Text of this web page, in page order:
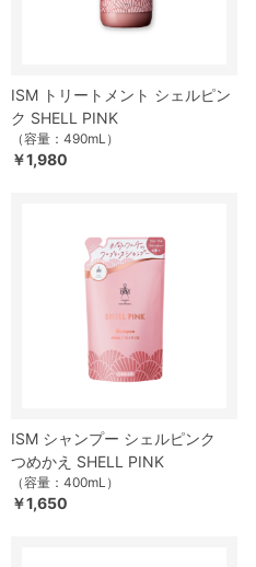
ISM トリートメント シェルピン
ク SHELL PINK
（容量：490mL）
￥1,980
ISM シャンプー シェルピンク
つめかえ SHELL PINK
（容量：400mL）
￥1,650